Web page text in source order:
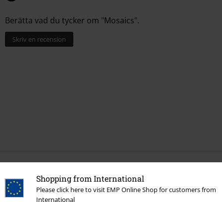
Shopping from International
Please click here to visit EMP Online Shop for customers from
International
Berätta vad du tycker om "Mosaics".
Skriv en recension
More categories. More options.
Bandmerch Genre Progressive Rock